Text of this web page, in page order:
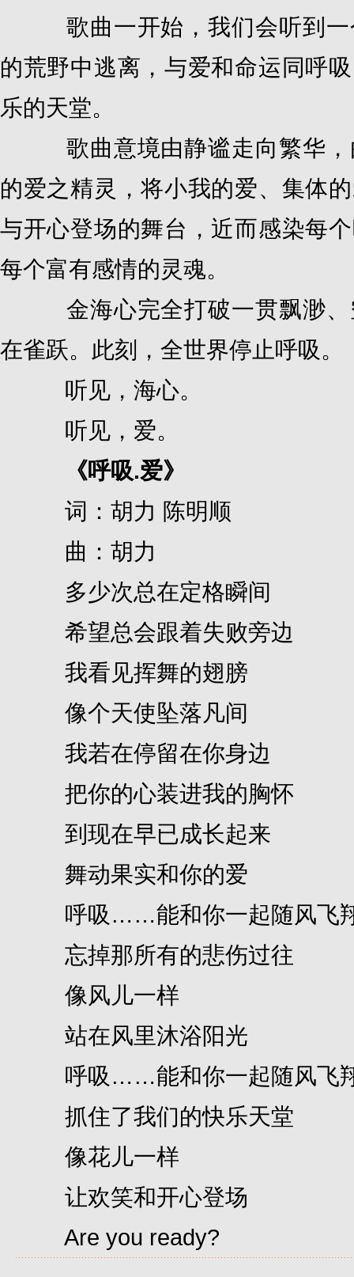
歌曲一开始，我们会听到一
的荒野中逃离，与爱和命运同呼
乐的天堂。
歌曲意境由静谧走向繁华，
的爱之精灵，将小我的爱、集体
与开心登场的舞台，近而感染每
每个富有感情的灵魂。
金海心完全打破一贯飘渺、
在雀跃。此刻，全世界停止呼吸。
听见，海心。
听见，爱。
《呼吸.爱》
词：胡力 陈明顺
曲：胡力
多少次总在定格瞬间
希望总会跟着失败旁边
我看见挥舞的翅膀
像个天使坠落凡间
我若在停留在你身边
把你的心装进我的胸怀
到现在早已成长起来
舞动果实和你的爱
呼吸……能和你一起随风飞
忘掉那所有的悲伤过往
像风儿一样
站在风里沐浴阳光
呼吸……能和你一起随风飞
抓住了我们的快乐天堂
像花儿一样
让欢笑和开心登场
Are you ready?